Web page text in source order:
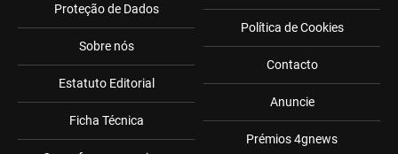
Proteção de Dados
Sobre nós
Estatuto Editorial
Ficha Técnica
Política de Cookies
Contacto
Anuncie
Prémios 4gnews